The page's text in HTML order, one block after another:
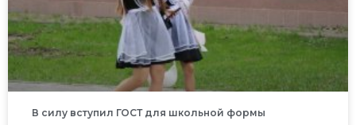
В силу вступил ГОСТ для школьной формы